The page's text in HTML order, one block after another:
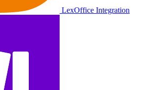
LexOffice Integration